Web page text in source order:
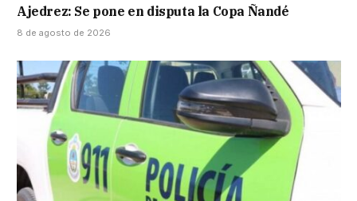
Ajedrez: Se pone en disputa la Copa Ñandé
8 de agosto de 2026